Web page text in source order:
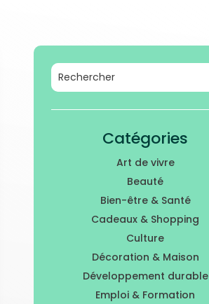
Catégories
Art de vivre
Beauté
Bien-être & Santé
Cadeaux & Shopping
Culture
Décoration & Maison
Développement durable
Emploi & Formation